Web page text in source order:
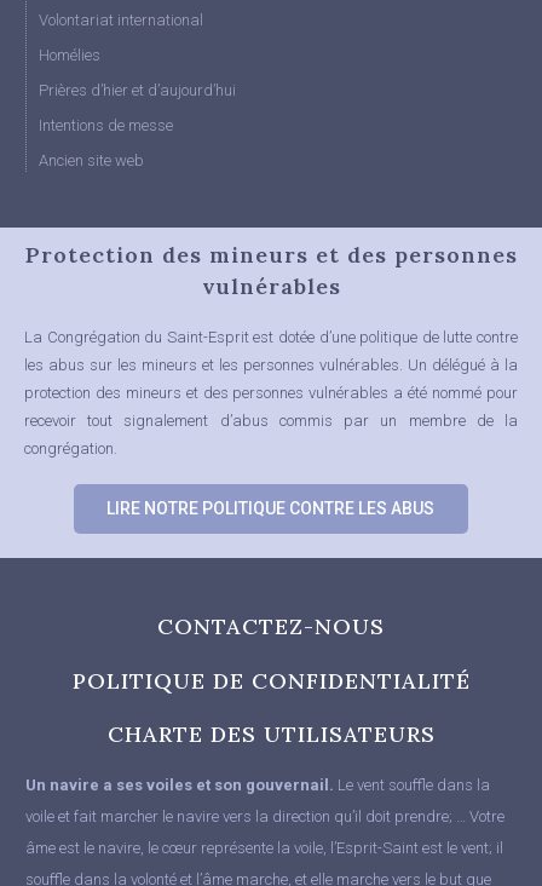
Volontariat international
Homélies
Prières d’hier et d’aujourd’hui
Intentions de messe
Ancien site web
Protection des mineurs et des personnes
vulnérables
La Congrégation du Saint-Esprit est dotée d’une politique de lutte contre
les abus sur les mineurs et les personnes vulnérables. Un délégué à la
protection des mineurs et des personnes vulnérables a été nommé pour
recevoir tout signalement d’abus commis par un membre de la
congrégation.
LIRE NOTRE POLITIQUE CONTRE LES ABUS
CONTACTEZ-NOUS
POLITIQUE DE CONFIDENTIALITÉ
CHARTE DES UTILISATEURS
Un navire a ses voiles et son gouvernail. Le vent souffle dans la
voile et fait marcher le navire vers la direction qu’il doit prendre; … Votre
âme est le navire, le cœur représente la voile, l’Esprit-Saint est le vent; il
souffle dans la volonté et l’âme marche, et elle marche vers le but que